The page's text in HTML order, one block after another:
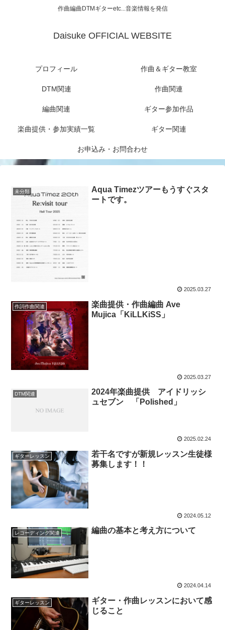
作曲編曲DTMギターetc...音楽情報を発信
Daisuke OFFICIAL WEBSITE
プロフィール 作曲＆ギター教室
DTM関連 作曲関連
編曲関連 ギター参加作品
楽曲提供・参加実績一覧 ギター関連
お申込み・お問合わせ
未分類
Aqua Timezツアーもうすぐスタ
ートです。
2025.03.27
作詞作曲関連
楽曲提供・作曲編曲 Ave
Mujica「KiLLKiSS」
2025.03.27
DTM関連
2024年楽曲提供 アイドリッシ
ュセブン 「Polished」
2025.02.24
ギターレッスン
若干名ですが新規レッスン生徒様
募集します！！
2024.05.12
レコーディング関連 編曲の基本と考え方について
2024.04.14
ギターレッスン
ギター・作曲レッスンにおいて感
じること